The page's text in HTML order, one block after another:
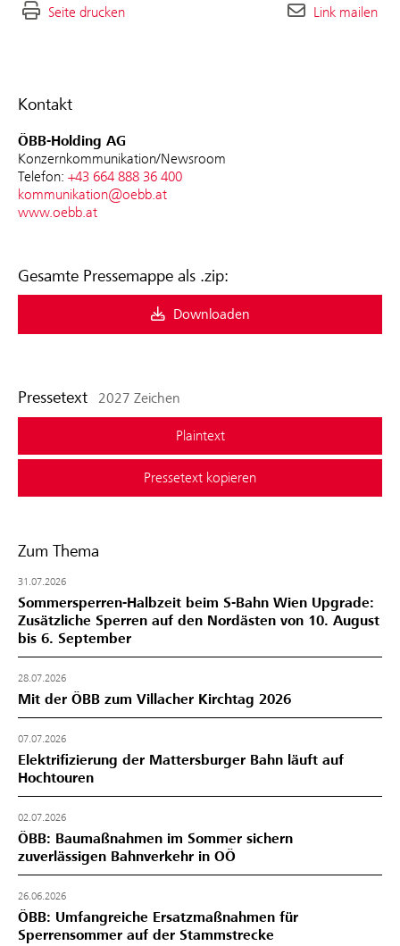
Kontakt
ÖBB-Holding AG
Konzernkommunikation/Newsroom
Telefon: +43 664 888 36 400
kommunikation@oebb.at
www.oebb.at
Gesamte Pressemappe als .zip:
Downloaden
Pressetext 2027 Zeichen
Plaintext
Pressetext kopieren
Zum Thema
31.07.2026
Sommersperren-Halbzeit beim S-Bahn Wien Upgrade:
Zusätzliche Sperren auf den Nordästen von 10. August
bis 6. September
28.07.2026
Mit der ÖBB zum Villacher Kirchtag 2026
07.07.2026
Elektrifizierung der Mattersburger Bahn läuft auf
Hochtouren
02.07.2026
ÖBB: Baumaßnahmen im Sommer sichern
zuverlässigen Bahnverkehr in OÖ
26.06.2026
ÖBB: Umfangreiche Ersatzmaßnahmen für
Sperrensommer auf der Stammstrecke
Seite drucken Link mailen